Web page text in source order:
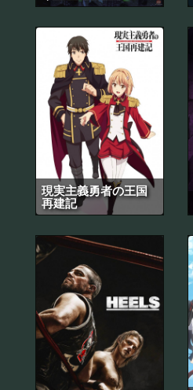
現実主義勇者の王国
再建記